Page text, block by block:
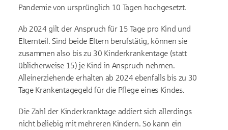
Pandemie von ursprünglich 10 Tagen hochgesetzt.
Ab 2024 gilt der Anspruch für 15 Tage pro Kind und
Elternteil. Sind beide Eltern berufstätig, können sie
zusammen also bis zu 30 Kinderkrankentage (statt
üblicherweise 15) je Kind in Anspruch nehmen.
Alleinerziehende erhalten ab 2024 ebenfalls bis zu 30
Tage Krankentagegeld für die Pflege eines Kindes.
Die Zahl der Kinderkranktage addiert sich allerdings
nicht beliebig mit mehreren Kindern. So kann ein